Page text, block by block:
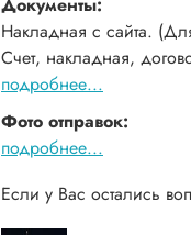
Документы:
Накладная с сайта.
Счет, накладная,
подробнее...
Фото отправок:
подробнее...
Если у Вас остались